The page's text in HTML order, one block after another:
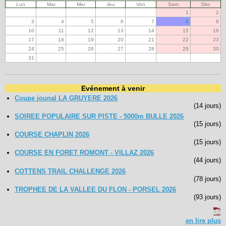
Lun Mar Mer Jeu Ven Sam
Dim
1
2
3
4 5 6 7 8
9
10
11 12 13 14 15
16
17
18 19 20 21 22
23
24
25 26 27 28 29
30
31
Evénement à venir
Coupe jounal LA GRUYERE 2026
(14 jours)
SOIREE POPULAIRE SUR PISTE - 5000m BULLE 2026
(15 jours)
COURSE CHAPLIN 2026
(15 jours)
COURSE EN FORET ROMONT - VILLAZ 2026
(44 jours)
COTTENS TRAIL CHALLENGE 2026
(78 jours)
TROPHEE DE LA VALLEE DU FLON - PORSEL 2026
(93 jours)
en lire plus